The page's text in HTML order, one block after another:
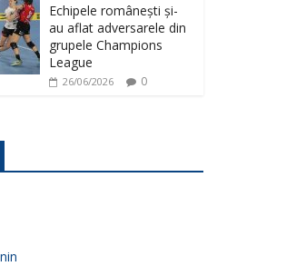
Echipele românești și-
au aflat adversarele din
grupele Champions
League
26/06/2026 0